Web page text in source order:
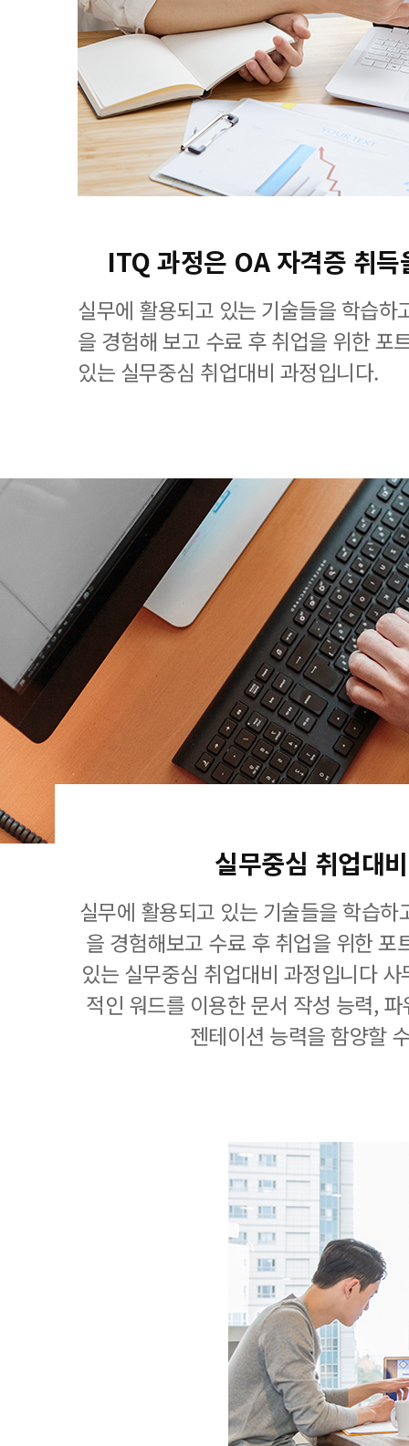
ITQ 과정은 OA 자격증 취
실무에 활용되고 있는 기술들을 학습하
을 경험해 보고 수료 후 취업을 위한 포
있는 실무중심 취업대비 과정입니다.
실무중심 취업대
실무에 활용되고 있는 기술들을 학습
을 경험해보고 수료 후 취업을 위한 포
있는 실무중심 취업대비 과정입니다
적인 워드를 이용한 문서 작성 능력,
젠테이션 능력을 함양할